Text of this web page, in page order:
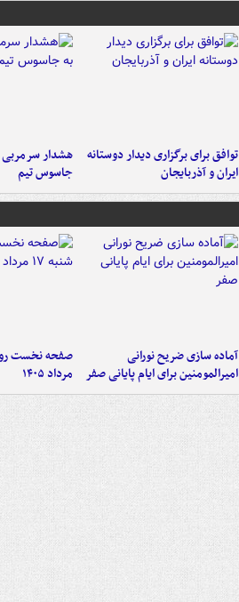
توافق برای برگزاری دیدار دوستانه
ایران و آذربایجان
هشدار سرمربی
جاسوس تیم
آماده سازی ضریح نورانی
امیرالمومنین برای ایام پایانی صفر
مرداد ۱۴۰۵